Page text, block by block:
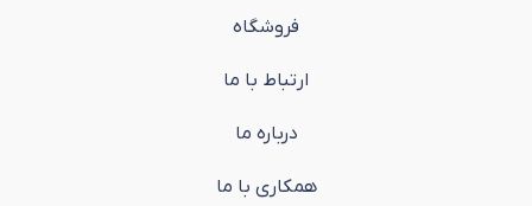
فروشگاه
ارتباط با ما
درباره ما
همکاری با ما